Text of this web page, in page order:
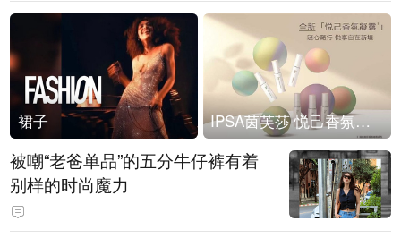
裙子 IPSA茵芙莎 悦己香氛凝露上市
被嘲“老爸单品”的五分牛仔裤有着
别样的时尚魔力